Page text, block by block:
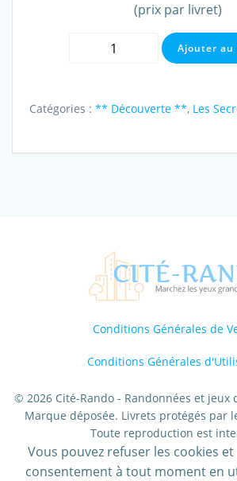
(prix par livret)
quantité
-
Secrets
Découverte
Ajouter au
Catégories : ** Découverte **, Les
Conditions Générales de
Conditions Générales
© 2026 Cité-Rando - Randonnées et jeux
Marque déposée. Livrets protégés par
Toute reproduction est
Vous pouvez refuser les cookies
consentement à tout moment en